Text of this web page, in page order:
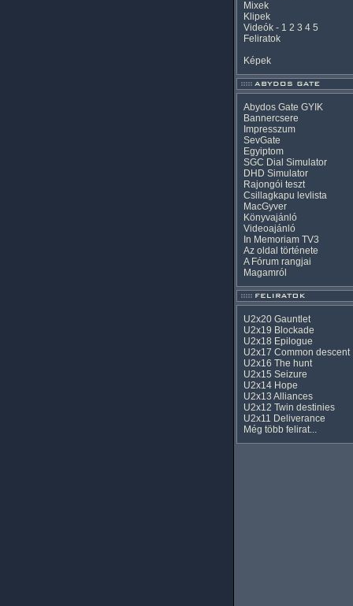
Mixek
Klipek
Videók - 1 2 3 4 5
Feliratok
Képek
Abydos Gate GYIK
Bannercsere
Impresszum
SevGate
Egyiptom
SGC Dial Simulator
DHD Simulator
Rajongói teszt
Csillagkapu levlista
MacGyver
Könyvajánló
Videoajánló
In Memoriam TV3
Az oldal története
A Fórum rangjai
Magamról
U2x20 Gauntlet
U2x19 Blockade
U2x18 Epilogue
U2x17 Common descent
U2x16 The hunt
U2x15 Seizure
U2x14 Hope
U2x13 Alliances
U2x12 Twin destinies
U2x11 Deliverance
Még több felirat...